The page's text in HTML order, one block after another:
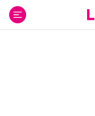
contenido